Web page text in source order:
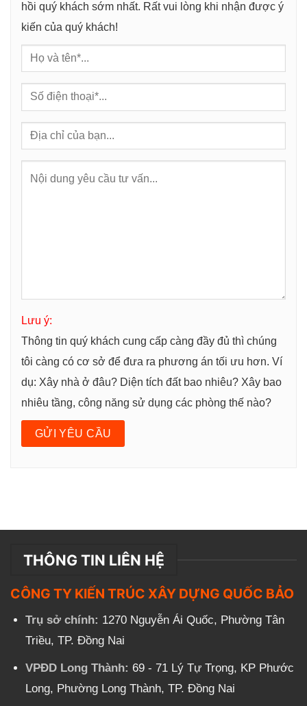
hồi quý khách sớm nhất. Rất vui lòng khi nhận được ý
kiến của quý khách!
Lưu ý:
Thông tin quý khách cung cấp càng đầy đủ thì chúng
tôi càng có cơ sở để đưa ra phương án tối ưu hơn. Ví
dụ: Xây nhà ở đâu? Diện tích đất bao nhiêu? Xây bao
nhiêu tầng, công năng sử dụng các phòng thế nào?
THÔNG TIN LIÊN HỆ
CÔNG TY KIẾN TRÚC XÂY DỰNG QUỐC BẢO
Trụ sở chính: 1270 Nguyễn Ái Quốc, Phường Tân
Triều, TP. Đồng Nai
VPĐD Long Thành: 69 - 71 Lý Tự Trọng, KP Phước
Long, Phường Long Thành, TP. Đồng Nai